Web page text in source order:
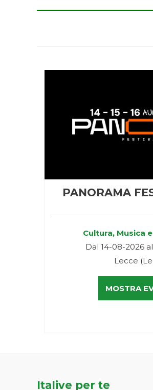
PANORAMA
Cultura, Musica
Dal 14-08-2026
Lecce
MOSTRA
Italive per te